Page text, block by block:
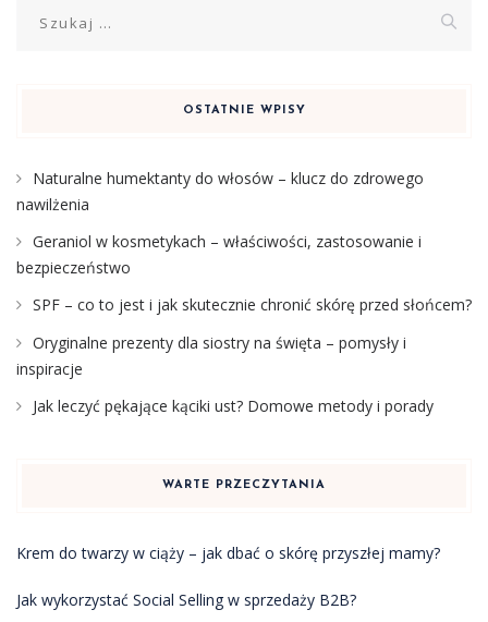
OSTATNIE WPISY
Naturalne humektanty do włosów – klucz do zdrowego
nawilżenia
Geraniol w kosmetykach – właściwości, zastosowanie i
bezpieczeństwo
SPF – co to jest i jak skutecznie chronić skórę przed słońcem?
Oryginalne prezenty dla siostry na święta – pomysły i
inspiracje
Jak leczyć pękające kąciki ust? Domowe metody i porady
WARTE PRZECZYTANIA
Krem do twarzy w ciąży – jak dbać o skórę przyszłej mamy?
Jak wykorzystać Social Selling w sprzedaży B2B?